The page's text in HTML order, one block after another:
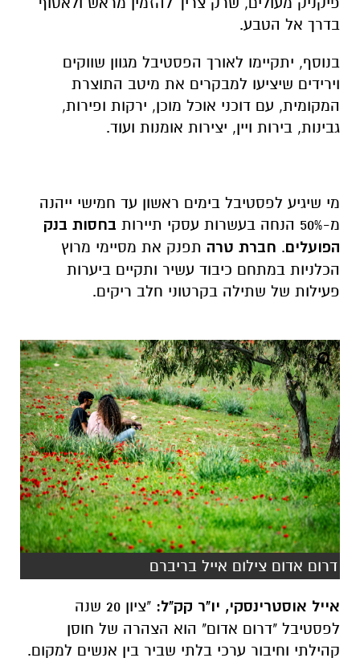
בדרך אל הטבע.
בנוסף, יתקיימו לאורך הפסטיבל מגוון שווקים
וירידים שיציעו למבקרים את מיטב התוצרת
המקומית, עם דוכני אוכל מוכן, ירקות ופירות,
גבינות, בירות ויין, יצירות אומנות ועוד.
מי שיגיע לפסטיבל בימים ראשון עד חמישי ייהנה
מ-50% הנחה בעשרות עסקי תיירות
בחסות בנק
הפועלים. חברת טרה תפנק את מסיימי מרוץ
הכלניות במתחם כיבוד עשיר ותקיים ביערות
פעילות של שתילה בקרטוני חלב ריקים.
דרום אדום צילום אייל בריברם
אייל אוסטרינסקי, יו"ר קק"ל:
"ציון 20 שנה
לפסטיבל "דרום אדום" הוא הצהרה של חוסן
קהילתי וחיבור ערכי בלתי שביר בין אנשים למקום.